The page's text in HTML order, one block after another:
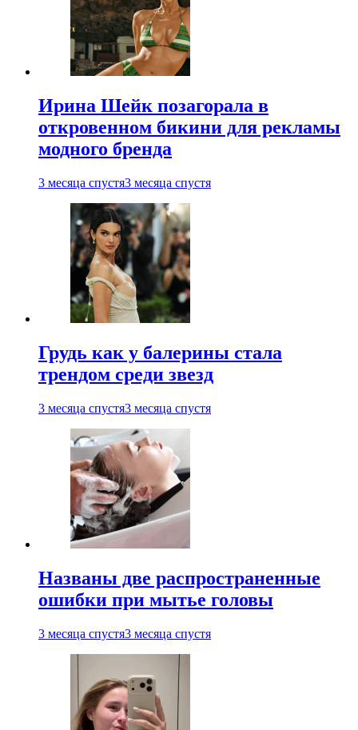
Ирина Шейк позагорала в
откровенном бикини для рекламы
модного бренда
3 месяца спустя3 месяца спустя
Грудь как у балерины стала
трендом среди звезд
3 месяца спустя3 месяца спустя
Названы две распространенные
ошибки при мытье головы
3 месяца спустя3 месяца спустя